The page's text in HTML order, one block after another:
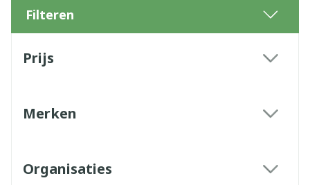
Filteren
Prijs
Merken
Organisaties